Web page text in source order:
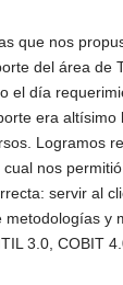
que nos
del área de
el día
era altísimo
Logramos
nos
servir al
metodologías y
3.0, COBIT